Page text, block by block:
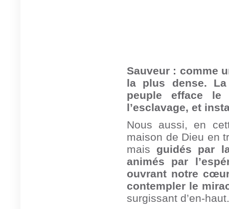
Sauveur : comme
la plus dense.
peuple efface
l’esclavage, et
Nous aussi, en
maison de Dieu en
mais guidés par
animés par
ouvrant notre
contempler le
surgissant d’en-haut.